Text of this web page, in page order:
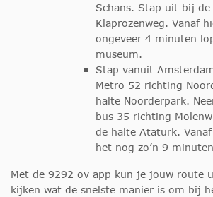
Schans. Stap uit bij de
Klaprozenweg. Vanaf
ongeveer 4 minuten
museum.
Stap vanuit
Metro 52 richting
halte Noorderpark.
bus 35 richting
de halte Atatürk.
het nog zo’n 9
Met de 9292 ov app kun je jouw route
kijken wat de snelste manier is om bij